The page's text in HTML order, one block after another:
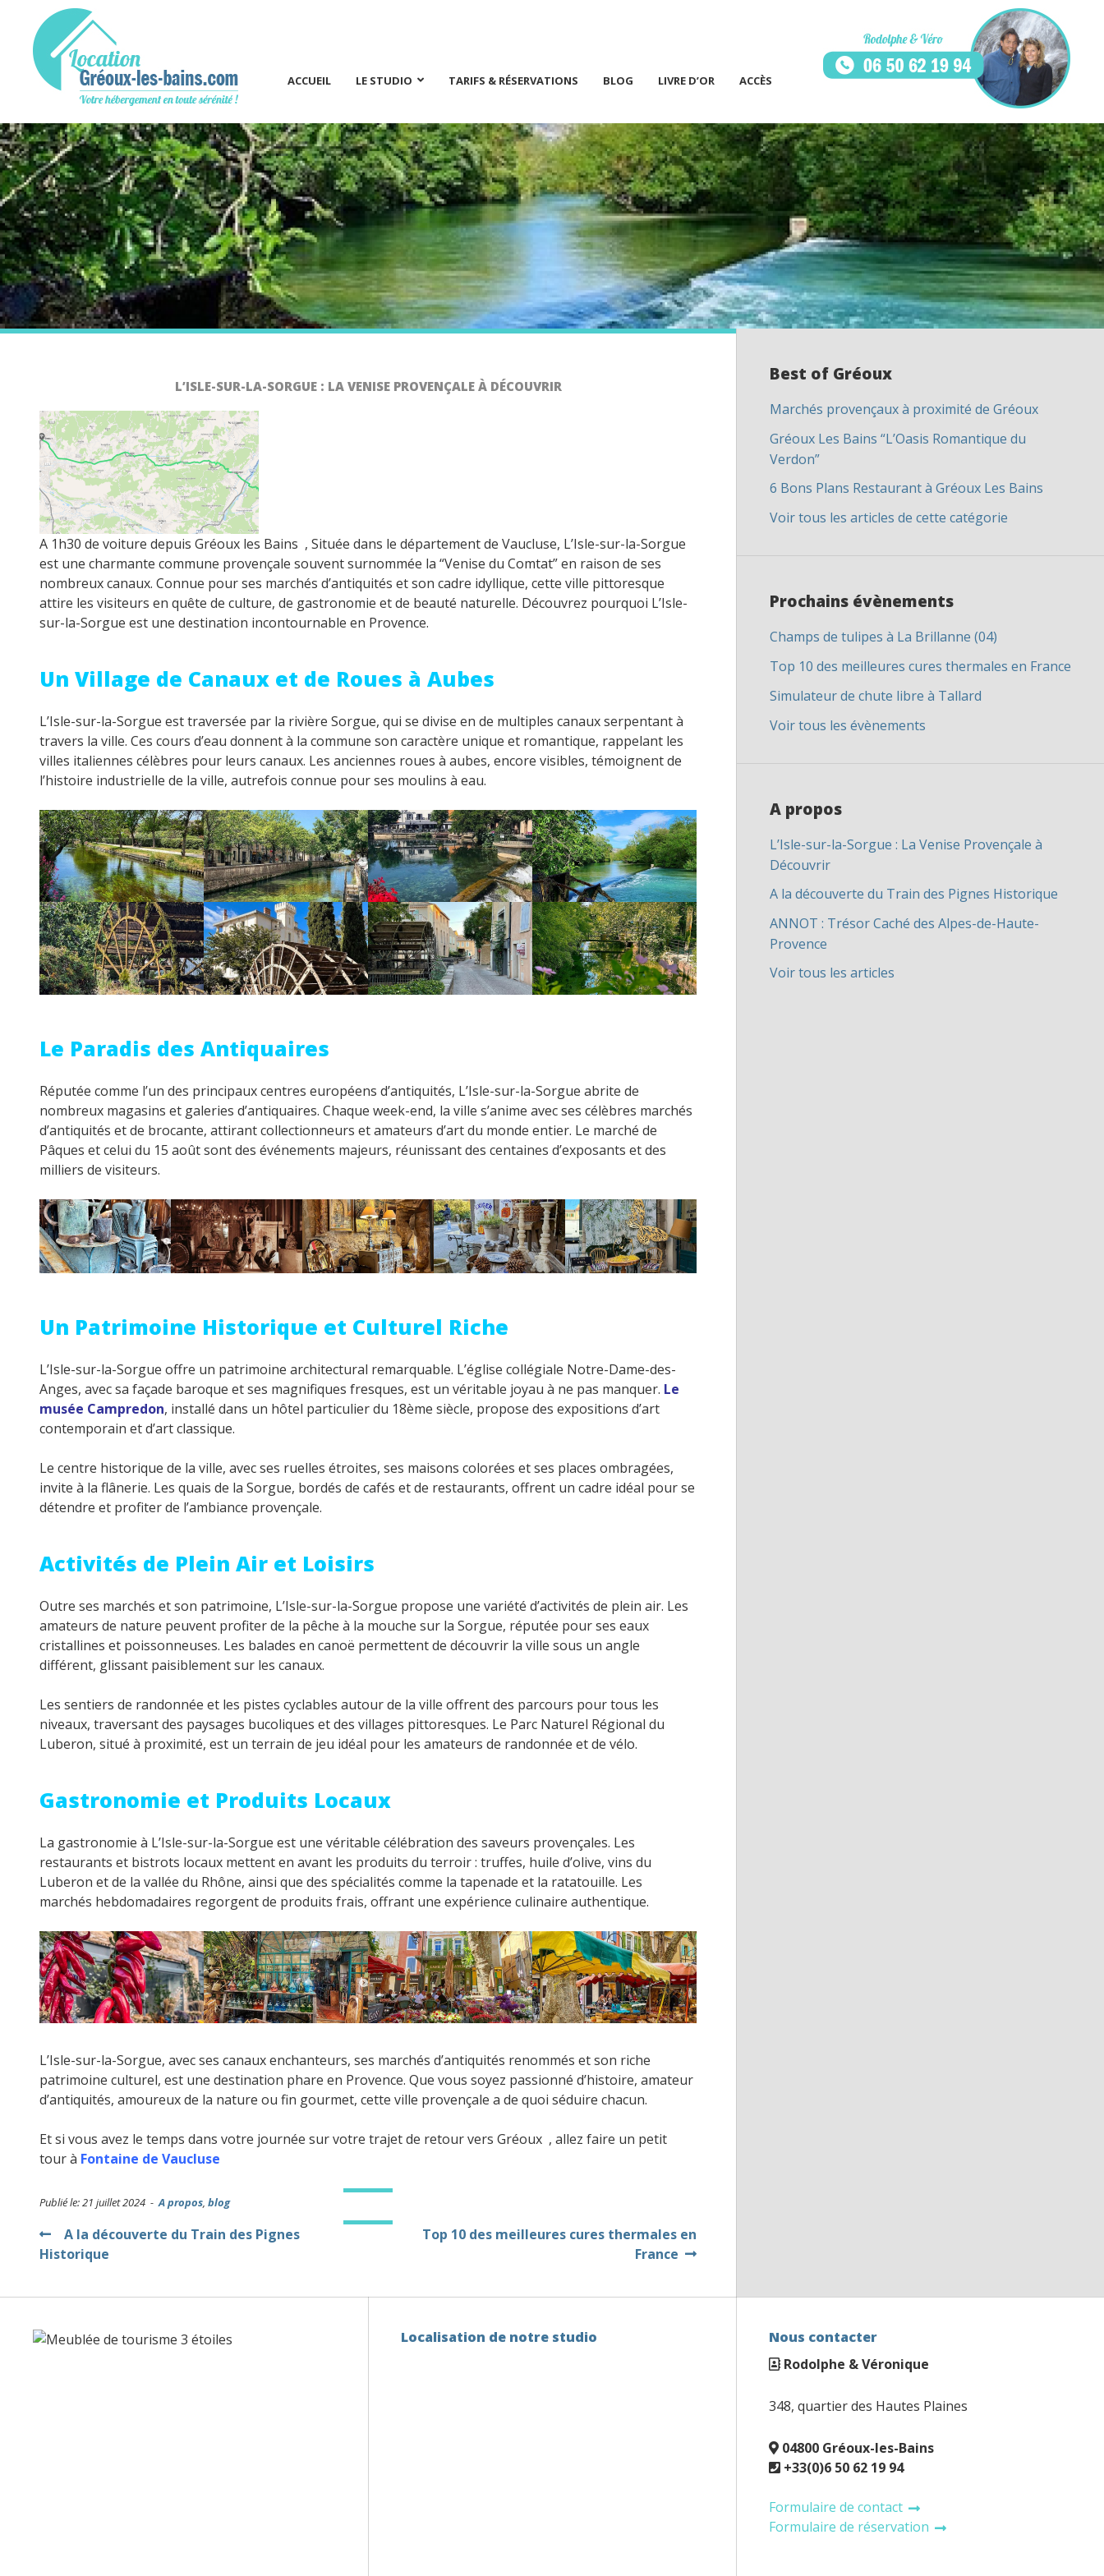
ACCUEIL LE STUDIO TARIFS & RÉSERVATIONS BLOG LIVRE D’OR ACCÈS
L’ISLE-SUR-LA-SORGUE : LA VENISE PROVENÇALE À DÉCOUVRIR
A 1h30 de voiture depuis Gréoux les Bains , Située dans le département de Vaucluse, L’Isle-sur-la-Sorgue
est une charmante commune provençale souvent surnommée la “Venise du Comtat” en raison de ses
nombreux canaux. Connue pour ses marchés d’antiquités et son cadre idyllique, cette ville pittoresque
attire les visiteurs en quête de culture, de gastronomie et de beauté naturelle. Découvrez pourquoi L’Isle-
sur-la-Sorgue est une destination incontournable en Provence.
Un Village de Canaux et de Roues à Aubes
L’Isle-sur-la-Sorgue est traversée par la rivière Sorgue, qui se divise en de multiples canaux serpentant à
travers la ville. Ces cours d’eau donnent à la commune son caractère unique et romantique, rappelant les
villes italiennes célèbres pour leurs canaux. Les anciennes roues à aubes, encore visibles, témoignent de
l’histoire industrielle de la ville, autrefois connue pour ses moulins à eau.
Le Paradis des Antiquaires
Réputée comme l’un des principaux centres européens d’antiquités, L’Isle-sur-la-Sorgue abrite de
nombreux magasins et galeries d’antiquaires. Chaque week-end, la ville s’anime avec ses célèbres marchés
d’antiquités et de brocante, attirant collectionneurs et amateurs d’art du monde entier. Le marché de
Pâques et celui du 15 août sont des événements majeurs, réunissant des centaines d’exposants et des
milliers de visiteurs.
Un Patrimoine Historique et Culturel Riche
L’Isle-sur-la-Sorgue offre un patrimoine architectural remarquable. L’église collégiale Notre-Dame-des-
Anges, avec sa façade baroque et ses magnifiques fresques, est un véritable joyau à ne pas manquer. Le
musée Campredon, installé dans un hôtel particulier du 18ème siècle, propose des expositions d’art
contemporain et d’art classique.
Le centre historique de la ville, avec ses ruelles étroites, ses maisons colorées et ses places ombragées,
invite à la flânerie. Les quais de la Sorgue, bordés de cafés et de restaurants, offrent un cadre idéal pour se
détendre et profiter de l’ambiance provençale.
Activités de Plein Air et Loisirs
Outre ses marchés et son patrimoine, L’Isle-sur-la-Sorgue propose une variété d’activités de plein air. Les
amateurs de nature peuvent profiter de la pêche à la mouche sur la Sorgue, réputée pour ses eaux
cristallines et poissonneuses. Les balades en canoë permettent de découvrir la ville sous un angle
différent, glissant paisiblement sur les canaux.
Les sentiers de randonnée et les pistes cyclables autour de la ville offrent des parcours pour tous les
niveaux, traversant des paysages bucoliques et des villages pittoresques. Le Parc Naturel Régional du
Luberon, situé à proximité, est un terrain de jeu idéal pour les amateurs de randonnée et de vélo.
Gastronomie et Produits Locaux
La gastronomie à L’Isle-sur-la-Sorgue est une véritable célébration des saveurs provençales. Les
restaurants et bistrots locaux mettent en avant les produits du terroir : truffes, huile d’olive, vins du
Luberon et de la vallée du Rhône, ainsi que des spécialités comme la tapenade et la ratatouille. Les
marchés hebdomadaires regorgent de produits frais, offrant une expérience culinaire authentique.
L’Isle-sur-la-Sorgue, avec ses canaux enchanteurs, ses marchés d’antiquités renommés et son riche
patrimoine culturel, est une destination phare en Provence. Que vous soyez passionné d’histoire, amateur
d’antiquités, amoureux de la nature ou fin gourmet, cette ville provençale a de quoi séduire chacun.
Et si vous avez le temps dans votre journée sur votre trajet de retour vers Gréoux , allez faire un petit
tour à Fontaine de Vaucluse
Publié le: 21 juillet 2024 -A propos, blog
Navigation
de
l’article
A la découverte du Train des Pignes
Historique
Top 10 des meilleures cures thermales en
France
Best of Gréoux
Marchés provençaux à proximité de Gréoux
Gréoux Les Bains “L’Oasis Romantique du
Verdon”
6 Bons Plans Restaurant à Gréoux Les Bains
Voir tous les articles de cette catégorie
Prochains évènements
Champs de tulipes à La Brillanne (04)
Top 10 des meilleures cures thermales en France
Simulateur de chute libre à Tallard
Voir tous les évènements
A propos
L’Isle-sur-la-Sorgue : La Venise Provençale à
Découvrir
A la découverte du Train des Pignes Historique
ANNOT : Trésor Caché des Alpes-de-Haute-
Provence
Voir tous les articles
Localisation de notre studio
Nous contacter
Rodolphe & Véronique
348, quartier des Hautes Plaines
04800 Gréoux-les-Bains
+33(0)6 50 62 19 94
Formulaire de contact
Formulaire de réservation